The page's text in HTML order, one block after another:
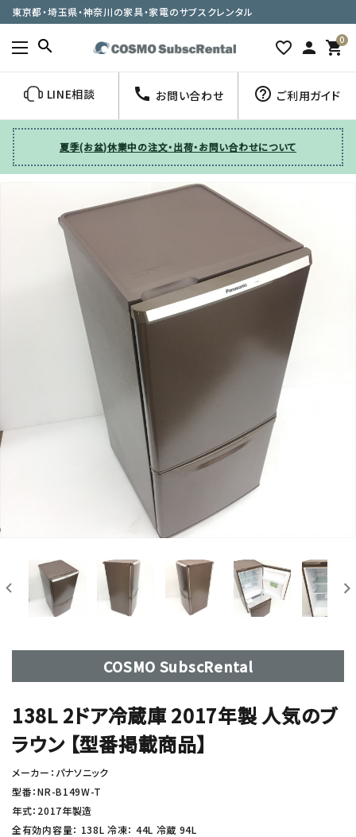
東京都・埼玉県・神奈川の家具・家電のサブスクレンタル
search favorite_border person 0
shopping_cart
LINE相談 call お問い合わせ help_outline ご利用ガイド
夏季(お盆)休業中の注文・出荷・お問い合わせについて
COSMO SubscRental
138L 2ドア冷蔵庫 2017年製 人気のブ
ラウン 【型番掲載商品】
メーカー：パナソニック
型番：NR-B149W-T
年式：2017年製造
全有効内容量： 138L 冷凍： 44L 冷蔵 94L